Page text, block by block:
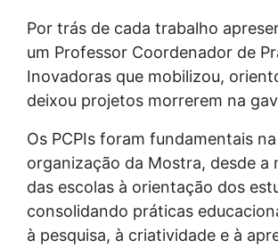
Por trás de cada trabalho
um Professor Coordenador de
Inovadoras que mobilizou,
deixou projetos morrerem na
Os PCPIs foram fundamentais na
organização da Mostra, desde a
das escolas à orientação dos
consolidando práticas
à pesquisa, à criatividade e à